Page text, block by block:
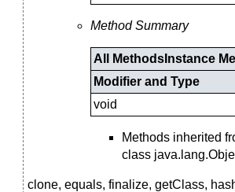
Method Summary
All Methods Instance
Modifier and Type
void
Methods inherited
class
clone, equals, finalize, getClass,